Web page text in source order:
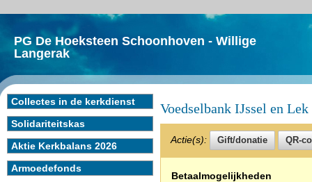
PG De Hoeksteen Schoonhoven - Willige
Langerak
Voedselbank IJssel en Lek
Actie(s):
Betaalmogelijkheden
Collectes in de kerkdienst
Solidariteitskas
Aktie Kerkbalans 2026
Armoedefonds